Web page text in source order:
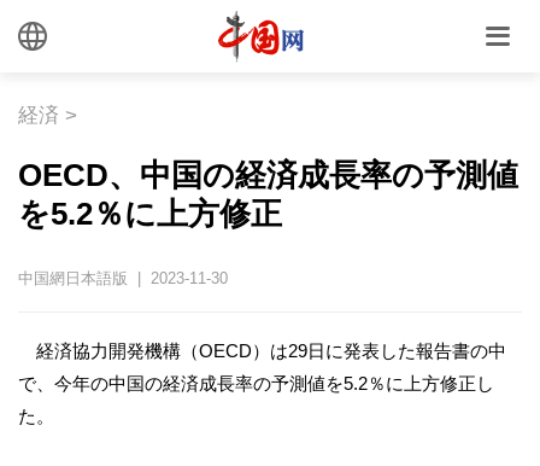
経済 >
OECD、中国の経済成長率の予測値
を5.2％に上方修正
中国網日本語版 | 2023-11-30
経済協力開発機構（OECD）は29日に発表した報告書の中
で、今年の中国の経済成長率の予測値を5.2％に上方修正し
た。